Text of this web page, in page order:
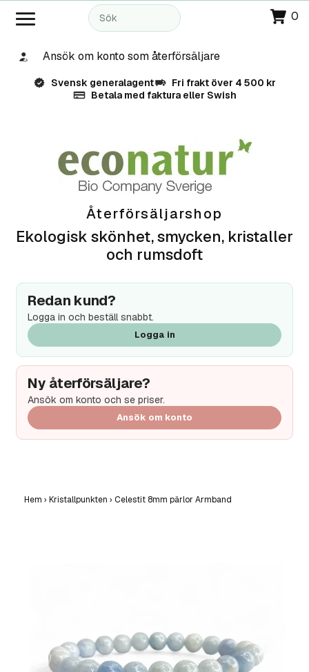
0
Ansök om konto som återförsäljare
Svensk generalagent
Fri frakt över 4 500 kr
Betala med faktura eller Swish
Återförsäljarshop
Ekologisk skönhet, smycken, kristaller
och rumsdoft
Redan kund?
Logga in och beställ snabbt.
Logga in
Ny återförsäljare?
Ansök om konto och se priser.
Ansök om konto
Hem › Kristallpunkten › Celestit 8mm pärlor Armband